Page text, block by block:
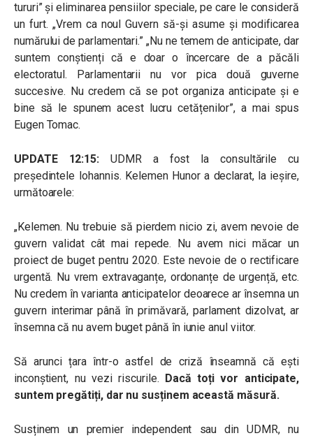
tururi” și eliminarea pensiilor speciale, pe care le consideră
un furt. „Vrem ca noul Guvern să-și asume și modificarea
numărului de parlamentari.” „Nu ne temem de anticipate, dar
suntem conștienți că e doar o încercare de a păcăli
electoratul. Parlamentarii nu vor pica două guverne
succesive. Nu credem că se pot organiza anticipate și e
bine să le spunem acest lucru cetățenilor”, a mai spus
Eugen Tomac.
UPDATE 12:15: UDMR a fost la consultările cu
președintele Iohannis. Kelemen Hunor a declarat, la ieșire,
următoarele:
„Kelemen. Nu trebuie să pierdem nicio zi, avem nevoie de
guvern validat cât mai repede. Nu avem nici măcar un
proiect de buget pentru 2020. Este nevoie de o rectificare
urgentă. Nu vrem extravaganțe, ordonanțe de urgență, etc.
Nu credem în varianta anticipatelor deoarece ar însemna un
guvern interimar până în primăvară, parlament dizolvat, ar
însemna că nu avem buget până în iunie anul viitor.
Să arunci țara într-o astfel de criză înseamnă că ești
inconștient, nu vezi riscurile. Dacă toți vor anticipate,
suntem pregătiți, dar nu susținem această măsură.
Susținem un premier independent sau din UDMR, nu